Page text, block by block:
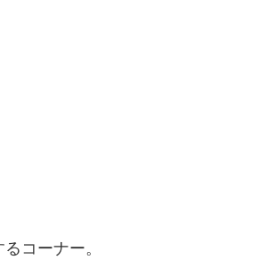
コーナー。